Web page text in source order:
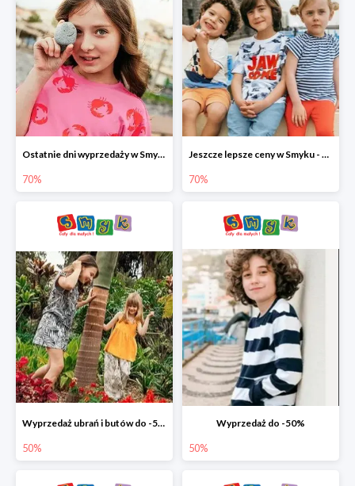
Ostatnie dni wyprzedaży w Smyku - ubrania i buty do -70%
70%
Jeszcze lepsze ceny w Smyku - ubrania i buty do -70%
70%
Wyprzedaż ubrań i butów do -50%
50%
Wyprzedaż do -50%
50%